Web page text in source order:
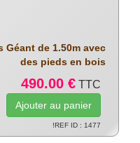
Géant de 1.50m avec
des pieds en bois
490.00 € TTC
!REF ID : 1477